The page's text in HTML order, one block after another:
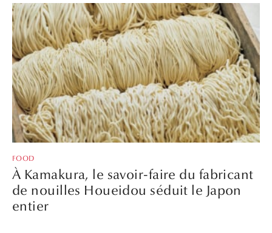
FOOD
À Kamakura, le savoir-faire du fabricant
de nouilles Houeidou séduit le Japon
entier